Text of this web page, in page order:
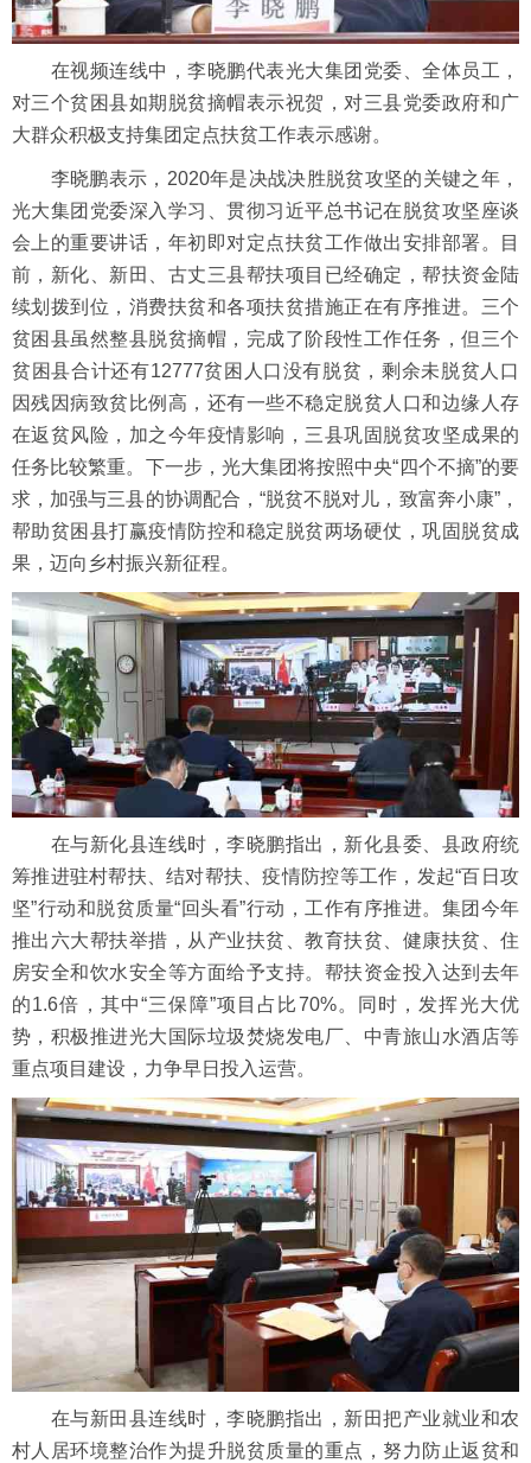
在视频连线中，李晓鹏代表光大集团党委、全体员工，
对三个贫困县如期脱贫摘帽表示祝贺，对三县党委政府和广
大群众积极支持集团定点扶贫工作表示感谢。
李晓鹏表示，2020年是决战决胜脱贫攻坚的关键之年，
光大集团党委深入学习、贯彻习近平总书记在脱贫攻坚座谈
会上的重要讲话，年初即对定点扶贫工作做出安排部署。目
前，新化、新田、古丈三县帮扶项目已经确定，帮扶资金陆
续划拨到位，消费扶贫和各项扶贫措施正在有序推进。三个
贫困县虽然整县脱贫摘帽，完成了阶段性工作任务，但三个
贫困县合计还有12777贫困人口没有脱贫，剩余未脱贫人口
因残因病致贫比例高，还有一些不稳定脱贫人口和边缘人存
在返贫风险，加之今年疫情影响，三县巩固脱贫攻坚成果的
任务比较繁重。下一步，光大集团将按照中央“四个不摘”的要
求，加强与三县的协调配合，“脱贫不脱对儿，致富奔小康”，
帮助贫困县打赢疫情防控和稳定脱贫两场硬仗，巩固脱贫成
果，迈向乡村振兴新征程。
在与新化县连线时，李晓鹏指出，新化县委、县政府统
筹推进驻村帮扶、结对帮扶、疫情防控等工作，发起“百日攻
坚”行动和脱贫质量“回头看”行动，工作有序推进。集团今年
推出六大帮扶举措，从产业扶贫、教育扶贫、健康扶贫、住
房安全和饮水安全等方面给予支持。帮扶资金投入达到去年
的1.6倍，其中“三保障”项目占比70%。同时，发挥光大优
势，积极推进光大国际垃圾焚烧发电厂、中青旅山水酒店等
重点项目建设，力争早日投入运营。
在与新田县连线时，李晓鹏指出，新田把产业就业和农
村人居环境整治作为提升脱贫质量的重点，努力防止返贫和